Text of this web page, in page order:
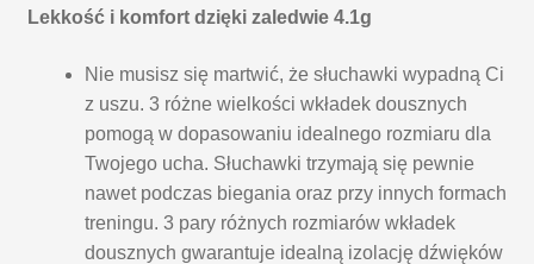
Lekkość i komfort dzięki zaledwie 4.1g
Nie musisz się martwić, że słuchawki wypadną Ci
z uszu. 3 różne wielkości wkładek dousznych
pomogą w dopasowaniu idealnego rozmiaru dla
Twojego ucha. Słuchawki trzymają się pewnie
nawet podczas biegania oraz przy innych formach
treningu. 3 pary różnych rozmiarów wkładek
dousznych gwarantuje idealną izolację dźwięków